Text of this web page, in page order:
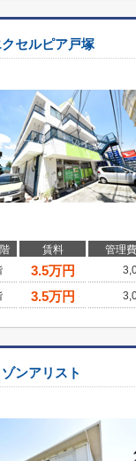
クセルピア戸塚
賃料 管理
3.5万円
3.5万円
ンアリスト